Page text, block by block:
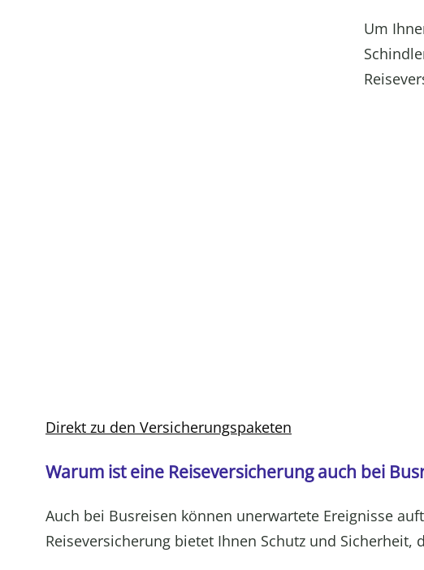
Um
Direkt zu den Versicherungspaketen
Warum ist eine Reiseversicherung auch bei
Auch bei Busreisen können unerwartete Ereignisse
Reiseversicherung bietet Ihnen Schutz und